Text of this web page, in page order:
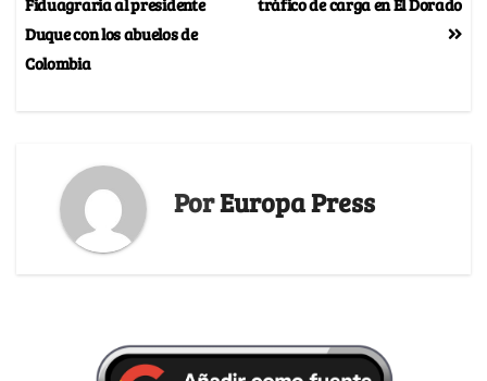
Duque con los abuelos de
Colombia
PorEuropa Press